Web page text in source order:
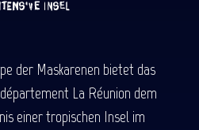
der Maskarenen bietet das
La Réunion dem
einer tropischen Insel im